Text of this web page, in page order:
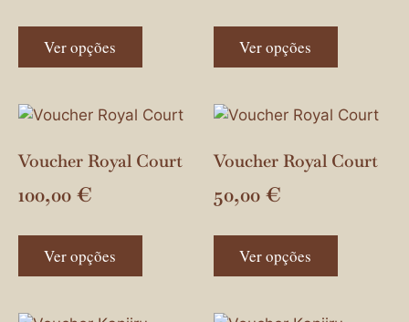
Ver opções Ver opções
Voucher Royal Court
100,00 €
Ver opções
Voucher Royal Court
50,00 €
Ver opções